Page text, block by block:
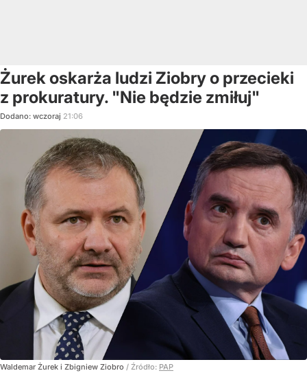
Żurek oskarża ludzi Ziobry o przecieki
z prokuratury. "Nie będzie zmiłuj"
Dodano: wczoraj 21:06
Waldemar Żurek i Zbigniew Ziobro / Źródło: PAP